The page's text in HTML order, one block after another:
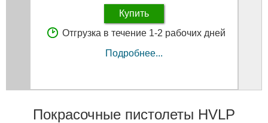
Купить
Отгрузка в течение 1-2 рабочих дней
Подробнее...
Покрасочные пистолеты HVLP